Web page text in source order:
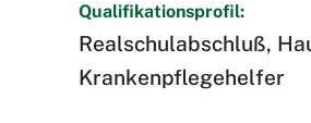
Qualifikationsprofil:
Realschulabschluß,
Krankenpflegehelfer